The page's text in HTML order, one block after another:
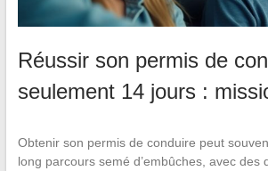
Réussir son permis de
seulement 14 jours :
Obtenir son permis de conduire peut
long parcours semé d’embûches, avec des